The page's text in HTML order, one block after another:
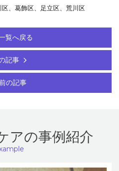
、葛飾区、足立区、荒川区
覧へ戻る
記事
の記事
アの事例紹介